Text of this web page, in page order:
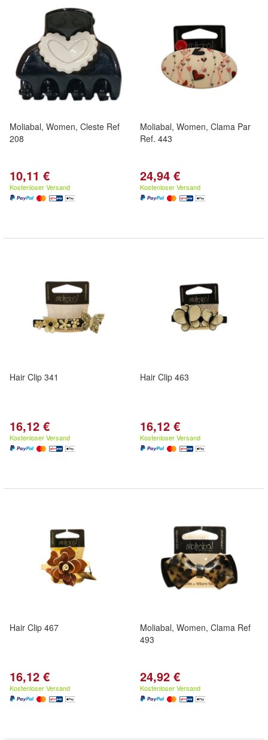
Moliabal, Women, Cleste Ref
208
10,11 €
Kostenloser Versand
Moliabal, Women, Clama Par
Ref. 443
24,94 €
Kostenloser Versand
Hair Clip 341
16,12 €
Kostenloser Versand
Hair Clip 463
16,12 €
Kostenloser Versand
Hair Clip 467
16,12 €
Kostenloser Versand
Moliabal, Women, Clama Ref
493
24,92 €
Kostenloser Versand